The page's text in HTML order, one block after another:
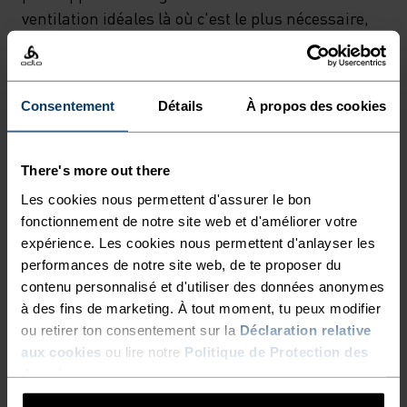
Consentement Détails À propos des cookies
There's more out there
Les cookies nous permettent d'assurer le bon
fonctionnement de notre site web et d'améliorer votre
expérience. Les cookies nous permettent d'anlayser les
performances de notre site web, de te proposer du
contenu personnalisé et d'utiliser des données anonymes
à des fins de marketing. À tout moment, tu peux modifier
ou retirer ton consentement sur la Déclaration relative
aux cookies ou lire notre Politique de Protection des
DOUILLET, CE SOUS-
VÊTEMENT BÉNÉFICIE DE
ZONES ERGONOMIQUES
SPÉCIFIQUES POUR
APPORTER UNE GESTION DE
L'HUMIDITÉ ET UNE
VENTILATION IDÉALES LÀ OÙ
C'EST LE PLUS NÉCESSAIRE,
ALORS QUE LA
CONSTRUCTION SANS
COUTURES ÉLIMINE LES
IRRITATIONS, POUR UN
MEILLEUR CONFORT À MÊME
ventilation idéales là où c'est le plus nécessaire,
alors que la construction sans coutures élimine
les irritations, pour un meilleur confort à même
Enfin, les technologies ZeroScent et Effect d'Odlo
odeurs indésirables et préserve ainsi, tout au
long de la journée, la fraîcheur des bambins les
plus énergiques. Pour tenir vos enfants au chaud
tout en les laissant libres d'exprimer pleinement
toute leur excitation face aux étendues enneigées,
faites confiance au T-shirt à manches longues
Performance Warm Kids pour enfant.